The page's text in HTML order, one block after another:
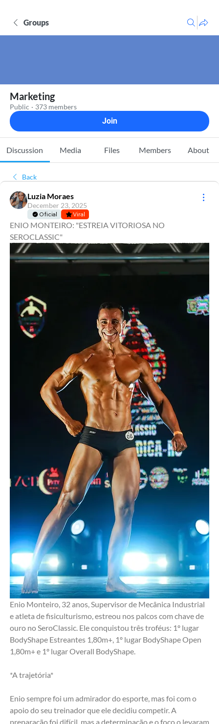
Groups
Marketing
Public · 373 members
Join
Discussion Media Files Members About
Back
Luzia Moraes
December 23, 2025
Oficial Viral
ENIO MONTEIRO: "ESTREIA VITORIOSA NO
SEROCLASSIC"
Enio Monteiro, 32 anos, Supervisor de Mecânica Industrial
e atleta de fisiculturismo, estreou nos palcos com chave de
ouro no SeroClassic. Ele conquistou três troféus: 1º lugar
BodyShape Estreantes 1,80m+, 1º lugar BodyShape Open
1,80m+ e 1º lugar Overall BodyShape.
*A trajetória*
Enio sempre foi um admirador do esporte, mas foi com o
apoio do seu treinador que ele decidiu competir. A
preparação foi difícil, mas a determinação e o foco o levaram